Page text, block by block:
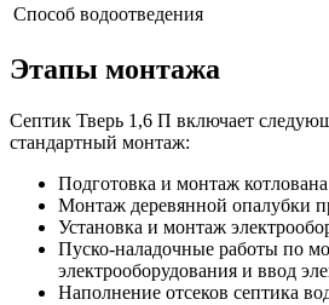
Способ водоотведения
Этапы монтажа
Септик Тверь 1,6 П включает
стандартный монтаж:
Подготовка и монтаж
Монтаж деревянной опалубки
Установка и монтаж
Пуско-наладочные работы по
электрооборудования и ввод
Наполнение отсеков септика